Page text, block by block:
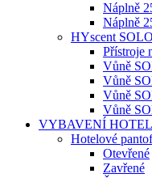
Náplně
Náplně
HYscent
Přístroje
Vůně
Vůně
Vůně
Vůně
VYBAVENÍ
Hotelové
Otevřené
Zavřené